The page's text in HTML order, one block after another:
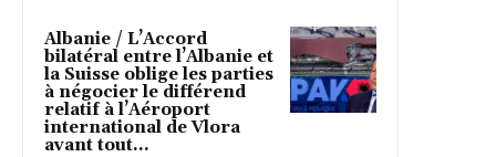
Albanie / L’Accord
bilatéral entre l’Albanie et
la Suisse oblige les parties
à négocier le différend
relatif à l’Aéroport
international de Vlora
avant tout...